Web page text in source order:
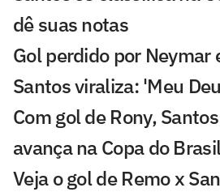
dê suas notas
Gol perdido por Neymar
Santos viraliza: 'Meu
Com gol de Rony,
avança na Copa do
Veja o gol de Remo x